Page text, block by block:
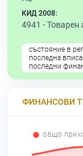
КИД 2008:
4941 -Товарен
състояние в
последна
последни
ФИНАНСОВИ
общо